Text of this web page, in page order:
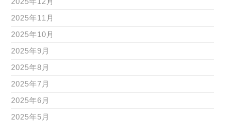
2025年11月
2025年10月
2025年9月
2025年8月
2025年7月
2025年6月
2025年5月